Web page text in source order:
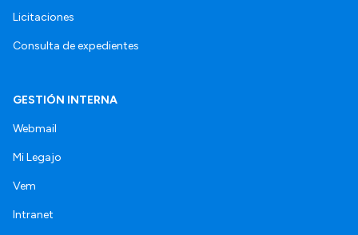
Licitaciones
Consulta de expedientes
GESTIÓN INTERNA
Webmail
Mi Legajo
Vem
Intranet